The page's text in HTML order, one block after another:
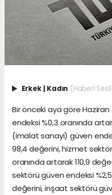
Erkek | Kadın (Haberi
Bir önceki aya göre
endeksi %0,3 oranında
(imalat sanayi) güven
98,4 değerini, hizmet
oranında artarak 110,9
sektörü güven endeksi
değerini, inşaat sektörü